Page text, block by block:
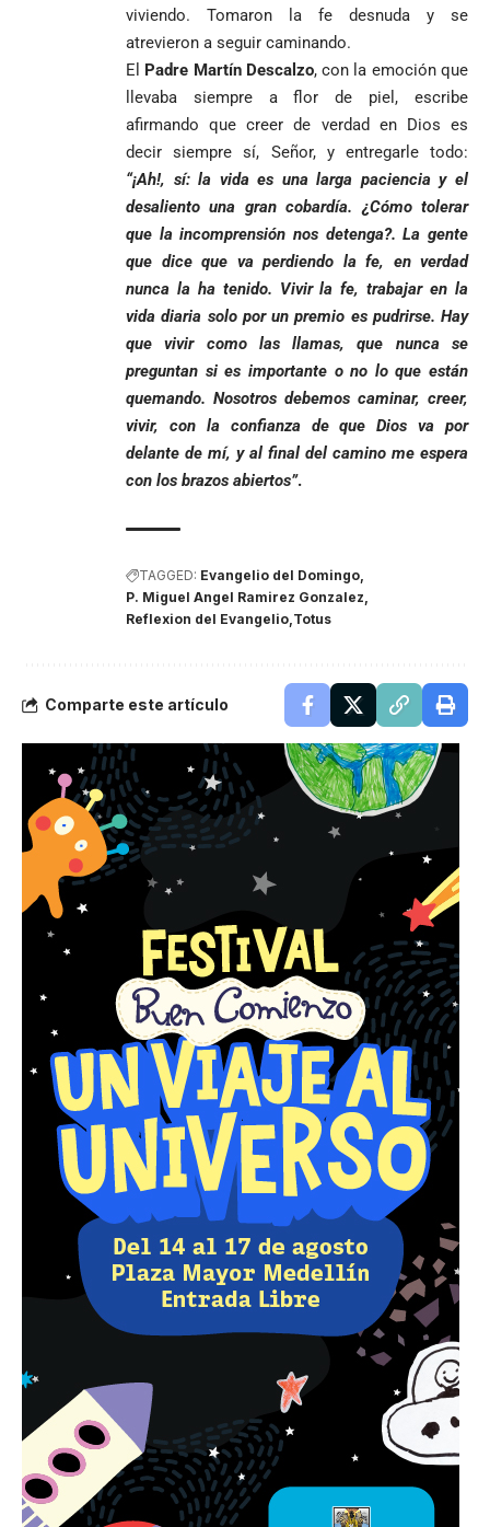
viviendo. Tomaron la fe desnuda y se
atrevieron a seguir caminando.
El Padre Martín Descalzo, con la emoción que
llevaba siempre a flor de piel, escribe
afirmando que creer de verdad en Dios es
decir siempre sí, Señor, y entregarle todo:
“¡Ah!, sí: la vida es una larga paciencia y el
desaliento una gran cobardía. ¿Cómo tolerar
que la incomprensión nos detenga?. La gente
que dice que va perdiendo la fe, en verdad
nunca la ha tenido. Vivir la fe, trabajar en la
vida diaria solo por un premio es pudrirse. Hay
que vivir como las llamas, que nunca se
preguntan si es importante o no lo que están
quemando. Nosotros debemos caminar, creer,
vivir, con la confianza de que Dios va por
delante de mí, y al final del camino me espera
con los brazos abiertos”.
TAGGED: Evangelio del Domingo
P. Miguel Angel Ramirez Gonzalez
Reflexion del Evangelio Totus
Comparte este artículo